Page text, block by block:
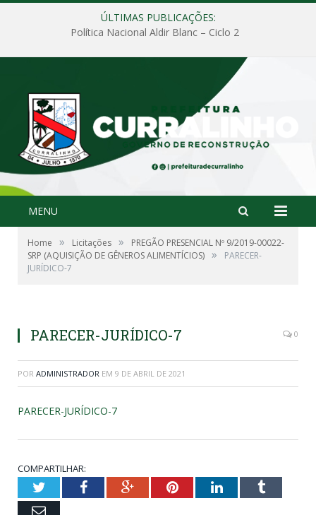
ÚLTIMAS PUBLICAÇÕES:
Política Nacional Aldir Blanc – Ciclo 2
MENU
Home » Licitações »
PREGÃO PRESENCIAL Nº 9/2019-00022-
SRP (AQUISIÇÃO DE GÊNEROS ALIMENTÍCIOS) »
PARECER-
JURÍDICO-7
PARECER-JURÍDICO-7 0
POR ADMINISTRADOR EM 9 DE ABRIL DE 2021
PARECER-JURÍDICO-7
COMPARTILHAR:
TwitterFacebookGoogle+PinterestLinkedInTumblr
Email